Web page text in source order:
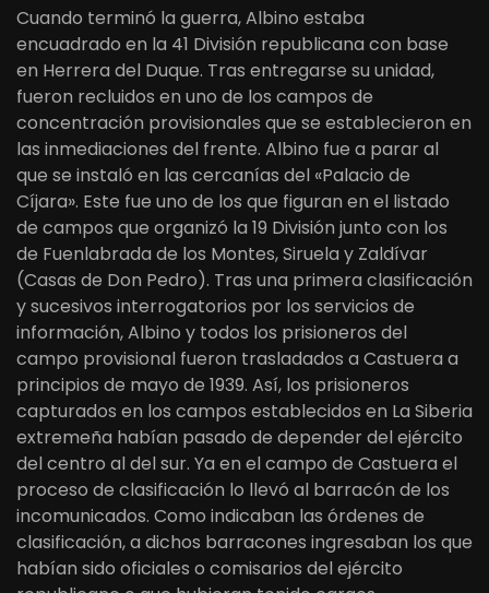
Cuando terminó la guerra, Albino estaba
encuadrado en la 41 División republicana con base
en Herrera del Duque. Tras entregarse su unidad,
fueron recluidos en uno de los campos de
concentración provisionales que se establecieron en
las inmediaciones del frente. Albino fue a parar al
que se instaló en las cercanías del «Palacio de
Cíjara». Este fue uno de los que figuran en el listado
de campos que organizó la 19 División junto con los
de Fuenlabrada de los Montes, Siruela y Zaldívar
(Casas de Don Pedro). Tras una primera clasificación
y sucesivos interrogatorios por los servicios de
información, Albino y todos los prisioneros del
campo provisional fueron trasladados a Castuera a
principios de mayo de 1939. Así, los prisioneros
capturados en los campos establecidos en La Siberia
extremeña habían pasado de depender del ejército
del centro al del sur. Ya en el campo de Castuera el
proceso de clasificación lo llevó al barracón de los
incomunicados. Como indicaban las órdenes de
clasificación, a dichos barracones ingresaban los que
habían sido oficiales o comisarios del ejército